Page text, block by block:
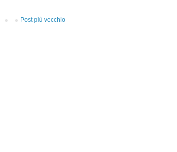
Post più vecchio